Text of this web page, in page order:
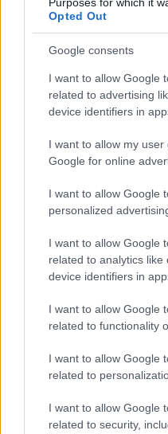
Opted Out
Google consents
I want to allow Google
related to advertising
device identifiers in
I want to allow my
Google for online
I want to allow Google
personalized
I want to allow Google
related to analytics like
device identifiers in
I want to allow Google
related to functionality
I want to allow Google
related to
I want to allow Google
related to security,
41 fok fölé forrósodott az
rekord is megdőlt
Egy telefonhívást akart,
A Tisza kormány minisztere
a közoktatásban – például
munkáltatói jogaikat
Sok volt az igazolatlan
kapott, más fideszesek még
A Szolnok megyei gazdák
további üzemeltetését
Csendélet 5.0: alig
állapotban levő
élhető város
Napokon belül megválasztja
Kiterjedt tüzek pusztítanak